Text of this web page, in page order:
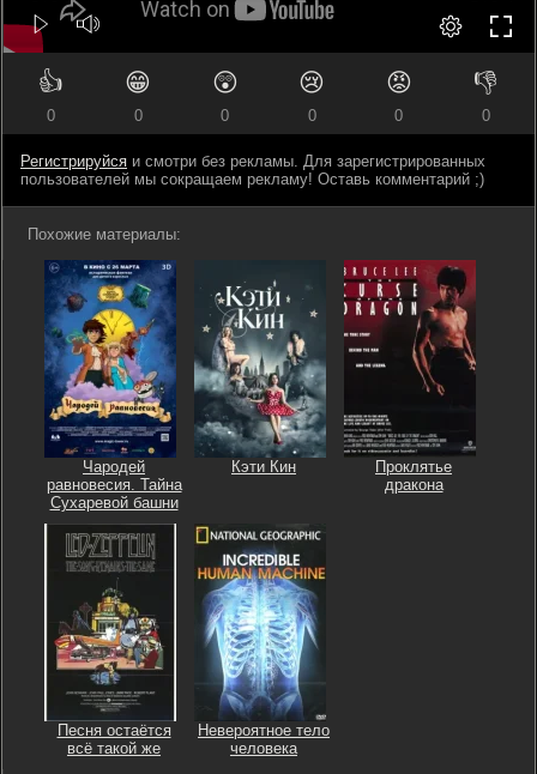
👍
0
😁
0
😲
0
😢
0
😡
0
👎
0
Регистрируйся и смотри без рекламы. Для зарегистрированных
пользователей мы сокращаем рекламу! Оставь комментарий ;)
Похожие материалы:
Чародей
равновесия. Тайна
Сухаревой башни
Кэти Кин
Проклятье
дракона
Песня остаётся
всё такой же
Невероятное тело
человека